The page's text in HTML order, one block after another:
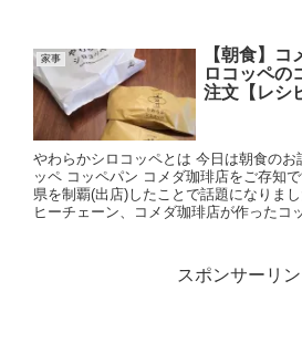
家事
【朝食】
ロコッペの
注文【レシ
やわらかシロコッペとは 今日は朝食のお
ッペ コッペパン コメダ珈琲店をご存知
県を制覇(出店)したことで話題になりま
ヒーチェーン、コメダ珈琲店が作ったコ
スポンサーリン